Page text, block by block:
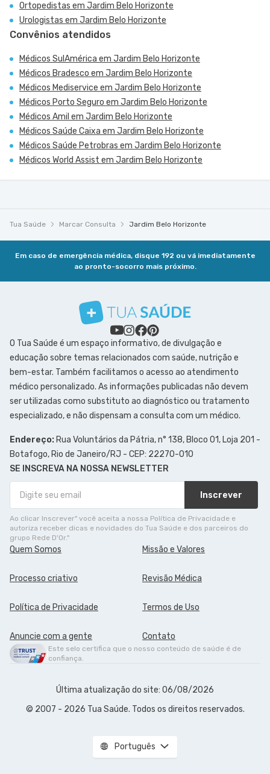
Ortopedistas em Jardim Belo Horizonte
Urologistas em Jardim Belo Horizonte
Convênios atendidos
Médicos SulAmérica em Jardim Belo Horizonte
Médicos Bradesco em Jardim Belo Horizonte
Médicos Mediservice em Jardim Belo Horizonte
Médicos Porto Seguro em Jardim Belo Horizonte
Médicos Amil em Jardim Belo Horizonte
Médicos Saúde Caixa em Jardim Belo Horizonte
Médicos Saúde Petrobras em Jardim Belo Horizonte
Médicos World Assist em Jardim Belo Horizonte
Tua Saúde Marcar Consulta Jardim Belo Horizonte
Em caso de emergência médica, disque 192 ou vá imediatamente
ao pronto-socorro mais próximo.
O Tua Saúde é um espaço informativo, de divulgação e
educação sobre temas relacionados com saúde, nutrição e
bem-estar. Também facilitamos o acesso ao atendimento
médico personalizado. As informações publicadas não devem
ser utilizadas como substituto ao diagnóstico ou tratamento
especializado, e não dispensam a consulta com um médico.
Endereço: Rua Voluntários da Pátria, n° 138, Bloco 01, Loja 201 -
Botafogo, Rio de Janeiro/RJ - CEP: 22270-010
SE INSCREVA NA NOSSA NEWSLETTER
Inscrever
Ao clicar Inscrever" você aceita a nossa Política de Privacidade e
autoriza receber dicas e novidades do Tua Saúde e dos parceiros do
grupo Rede D'Or."
Quem Somos Missão e Valores
Processo criativo Revisão Médica
Política de Privacidade Termos de Uso
Anuncie com a gente Contato
Este selo certifica que o nosso conteúdo de saúde é de
confiança.
Última atualização do site: 06/08/2026
© 2007 - 2026 Tua Saúde. Todos os direitos reservados.
Português